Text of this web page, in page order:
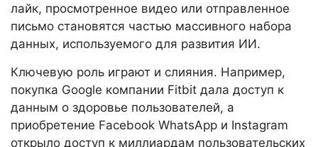
лайк, просмотренное видео или отправленное
письмо становятся частью массивного набора
данных, используемого для развития ИИ.
Ключевую роль играют и слияния. Например,
покупка Google компании Fitbit дала доступ к
данным о здоровье пользователей, а
приобретение Facebook WhatsApp и Instagram
открыло доступ к миллиардам пользовательских